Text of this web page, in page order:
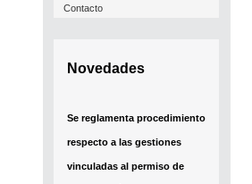
Contacto
Novedades
Se reglamenta procedimiento
respecto a las gestiones
vinculadas al permiso de